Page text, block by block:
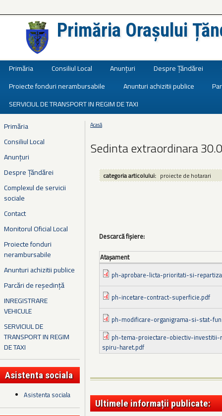
Primăria Orașului
Primăria Consiliul Local Anunțuri Despre Țăndărei
Proiecte fonduri nerambursabile
Anunturi achizitii publice
SERVICIUL DE TRANSPORT IN REGIM DE TAXI
Primăria
Consiliul Local
Anunțuri
Despre Țăndărei
Complexul de servicii
sociale
Contact
Monitorul Oficial Local
Proiecte fonduri
nerambursabile
Anunturi achizitii publice
Parcări de reședință
INREGISTRARE
VEHICULE
SERVICIUL DE
TRANSPORT IN REGIM
DE TAXI
Asistenta sociala
Asistenta sociala
Eşti aici
Acasă
Sedinta extraordinara
categoria articolului: proiecte de hotarari
Descarcă fișiere:
Ataşament
ph-aprobare-licta-prioritati-si-
ph-incetare-contract-superficie.pdf
ph-modificare-organigrama-si-stat-
ph-tema-proiectare-obiectiv-
spiru-haret.pdf
Ultimele informații publicate: